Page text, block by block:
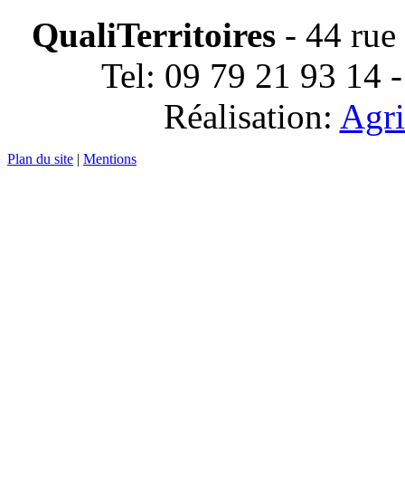
QualiTerritoires- 44 rue
Tel: 09 79 21 93 14
Réalisation:
Plan du site | Mentions